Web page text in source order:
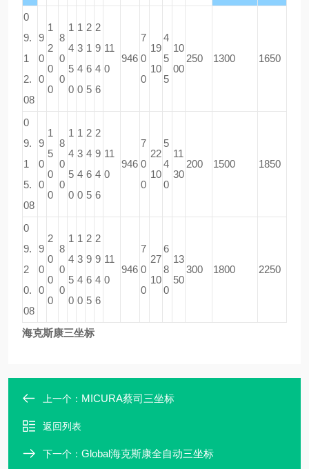
0
9.
1
2.
08
9
0
0
1
2
0
0
8
0
0
1
4
5
0
1
3
4
0
2
1
6
5
2
9
4
6
11
0
946
7
0
0
19
10
4
5
5
10
00
250 1300 1650
0
9.
1
5.
08
9
0
0
1
5
0
0
8
0
0
1
4
5
0
1
3
4
0
2
4
6
5
2
9
4
6
11
0
946
7
0
0
22
10
5
4
0
11
30
200 1500 1850
0
9.
2
0.
08
9
0
0
2
0
0
0
8
0
0
1
4
5
0
1
3
4
0
2
9
6
5
2
9
4
6
11
0
946
7
0
0
27
10
6
8
0
13
50
300 1800 2250
海克斯康三坐标
上一个： MICURA蔡司三坐标
返回列表
下一个： Global海克斯康全自动三坐标